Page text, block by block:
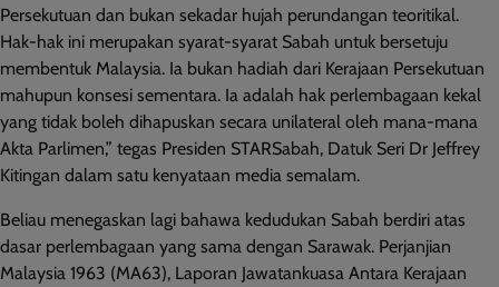
Persekutuan dan bukan sekadar hujah perundangan teoritikal.
Hak-hak ini merupakan syarat-syarat Sabah untuk bersetuju
membentuk Malaysia. Ia bukan hadiah dari Kerajaan Persekutuan
mahupun konsesi sementara. Ia adalah hak perlembagaan kekal
yang tidak boleh dihapuskan secara unilateral oleh mana-mana
Akta Parlimen,” tegas Presiden STARSabah, Datuk Seri Dr Jeffrey
Kitingan dalam satu kenyataan media semalam.
Beliau menegaskan lagi bahawa kedudukan Sabah berdiri atas
dasar perlembagaan yang sama dengan Sarawak. Perjanjian
Malaysia 1963 (MA63), Laporan Jawatankuasa Antara Kerajaan